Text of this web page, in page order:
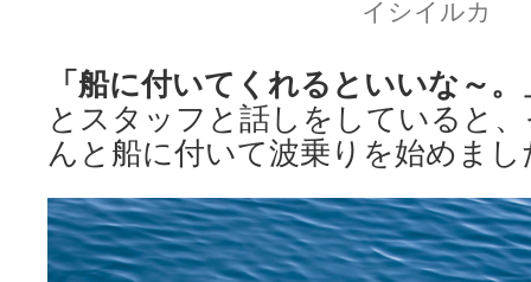
イシイルカ
「船に付いてくれるといいな～。
とスタッフと話しをしていると
んと船に付いて波乗りを始めまし